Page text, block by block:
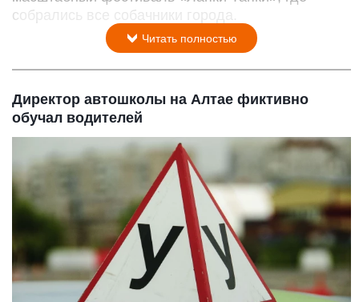
собрались все собачники города.
Читать полностью
Директор автошколы на Алтае фиктивно
обучал водителей